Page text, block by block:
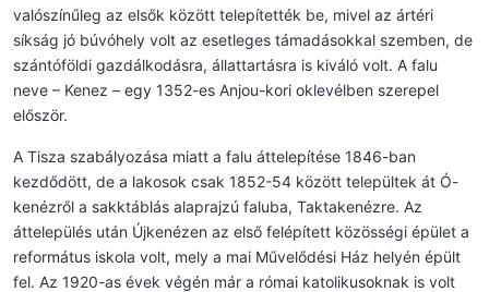
valószínűleg az elsők között telepítették be, mivel az ártéri
síkság jó búvóhely volt az esetleges támadásokkal szemben, de
szántóföldi gazdálkodásra, állattartásra is kiváló volt. A falu
neve – Kenez – egy 1352-es Anjou-kori oklevélben szerepel
először.
A Tisza szabályozása miatt a falu áttelepítése 1846-ban
kezdődött, de a lakosok csak 1852-54 között települtek át Ó-
kenézről a sakktáblás alaprajzú faluba, Taktakenézre. Az
áttelepülés után Újkenézen az első felépített közösségi épület a
református iskola volt, mely a mai Művelődési Ház helyén épült
fel. Az 1920-as évek végén már a római katolikusoknak is volt